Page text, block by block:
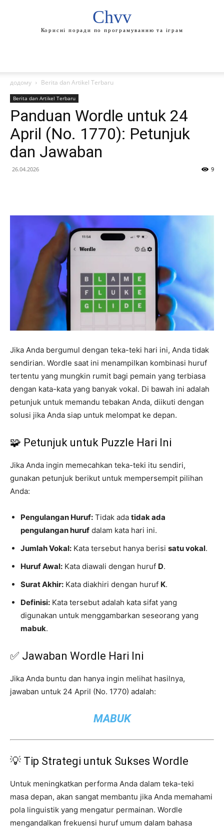
Chvv
Корисні поради по програмуванню та іграм
додому Berita dan Artikel Terbaru
Berita dan Artikel Terbaru
Panduan Wordle untuk 24
April (No. 1770): Petunjuk
dan Jawaban
26.04.2026 9
Jika Anda bergumul dengan teka-teki hari ini, Anda tidak
sendirian. Wordle saat ini menampilkan kombinasi huruf
tertentu yang mungkin rumit bagi pemain yang terbiasa
dengan kata-kata yang banyak vokal. Di bawah ini adalah
petunjuk untuk memandu tebakan Anda, diikuti dengan
solusi jika Anda siap untuk melompat ke depan.
🧩 Petunjuk untuk Puzzle Hari Ini
Jika Anda ingin memecahkan teka-teki itu sendiri,
gunakan petunjuk berikut untuk mempersempit pilihan
Anda:
Pengulangan Huruf: Tidak ada tidak ada
pengulangan huruf dalam kata hari ini.
Jumlah Vokal: Kata tersebut hanya berisi satu vokal.
Huruf Awal: Kata diawali dengan huruf D.
Surat Akhir: Kata diakhiri dengan huruf K.
Definisi: Kata tersebut adalah kata sifat yang
digunakan untuk menggambarkan seseorang yang
mabuk.
✅ Jawaban Wordle Hari Ini
Jika Anda buntu dan hanya ingin melihat hasilnya,
jawaban untuk 24 April (No. 1770) adalah:
MABUK
💡 Tip Strategi untuk Sukses Wordle
Untuk meningkatkan performa Anda dalam teka-teki
masa depan, akan sangat membantu jika Anda memahami
pola linguistik yang mengatur permainan. Wordle
mengandalkan frekuensi huruf umum dalam bahasa